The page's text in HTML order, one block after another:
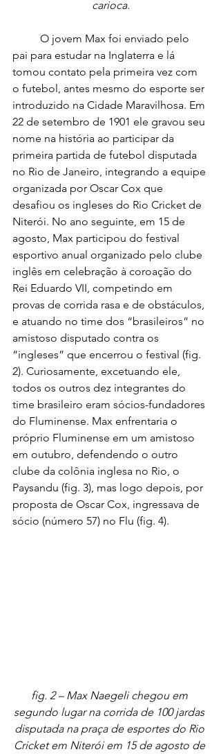
carioca.
pai para estudar na Inglaterra e lá
tomou contato pela primeira vez com
o futebol, antes mesmo do esporte ser
introduzido na Cidade Maravilhosa. Em
22 de setembro de 1901 ele gravou seu
nome na história ao participar da
primeira partida de futebol disputada
no Rio de Janeiro, integrando a equipe
organizada por Oscar Cox que
desafiou os ingleses do Rio Cricket de
Niterói. No ano seguinte, em 15 de
agosto, Max participou do festival
esportivo anual organizado pelo clube
inglês em celebração à coroação do
Rei Eduardo VII, competindo em
provas de corrida rasa e de obstáculos,
e atuando no time dos “brasileiros” no
amistoso disputado contra os
“ingleses” que encerrou o festival (fig.
2). Curiosamente, excetuando ele,
todos os outros dez integrantes do
time brasileiro eram sócios-fundadores
do Fluminense. Max enfrentaria o
próprio Fluminense em um amistoso
em outubro, defendendo o outro
clube da colônia inglesa no Rio, o
Paysandu (fig. 3), mas logo depois, por
proposta de Oscar Cox, ingressava de
sócio (número 57) no Flu (fig. 4).
fig. 2 – Max Naegeli chegou em
segundo lugar na corrida de 100 jardas
disputada na praça de esportes do Rio
Cricket em Niterói em 15 de agosto de